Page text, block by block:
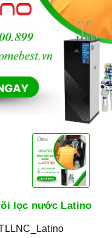
lọc nước Latino